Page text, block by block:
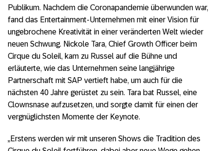
Publikum. Nachdem die Coronapandemie überwunden war,
fand das Entertainment-Unternehmen mit einer Vision für
ungebrochene Kreativität in einer veränderten Welt wieder
neuen Schwung. Nickole Tara, Chief Growth Officer beim
Cirque du Soleil, kam zu Russel auf die Bühne und
erläuterte, wie das Unternehmen seine langjährige
Partnerschaft mit SAP vertieft habe, um auch für die
nächsten 40 Jahre gerüstet zu sein. Tara bat Russel, eine
Clownsnase aufzusetzen, und sorgte damit für einen der
vergnüglichsten Momente der Keynote.
„Erstens werden wir mit unseren Shows die Tradition des